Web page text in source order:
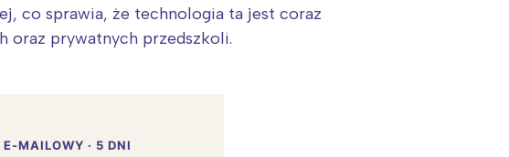
co sprawia, że technologia ta jest coraz
oraz prywatnych przedszkoli.
MAILOWY · 5 DNI